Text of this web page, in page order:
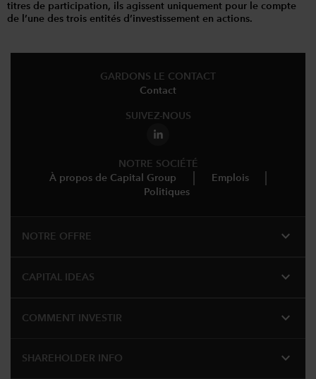
titres de participation, ils agissent uniquement pour le compte
de l’une des trois entités d’investissement en actions.
GARDONS LE CONTACT
Contact
SUIVEZ-NOUS
NOTRE SOCIÉTÉ
À propos de Capital Group
Emplois
Politiques
NOTRE OFFRE expand_more
CAPITAL IDEAS expand_more
COMMENT INVESTIR expand_more
SHAREHOLDER INFO expand_more